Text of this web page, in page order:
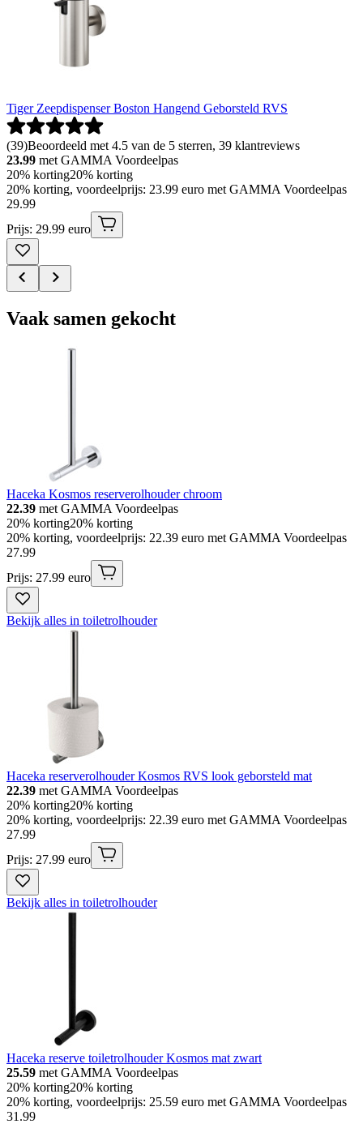
Tiger Zeepdispenser Boston Hangend Geborsteld RVS
(39)Beoordeeld met 4.5 van de 5 sterren, 39 klantreviews
23.99 met GAMMA Voordeelpas
20% korting20% korting
20% korting, voordeelprijs: 23.99 euro met GAMMA Voordeelpas
29.99
Prijs: 29.99 euro
Vaak samen gekocht
Haceka Kosmos reserverolhouder chroom
22.39 met GAMMA Voordeelpas
20% korting20% korting
20% korting, voordeelprijs: 22.39 euro met GAMMA Voordeelpas
27.99
Prijs: 27.99 euro
Bekijk alles in toiletrolhouder
Haceka reserverolhouder Kosmos RVS look geborsteld mat
22.39 met GAMMA Voordeelpas
20% korting20% korting
20% korting, voordeelprijs: 22.39 euro met GAMMA Voordeelpas
27.99
Prijs: 27.99 euro
Bekijk alles in toiletrolhouder
Haceka reserve toiletrolhouder Kosmos mat zwart
25.59 met GAMMA Voordeelpas
20% korting20% korting
20% korting, voordeelprijs: 25.59 euro met GAMMA Voordeelpas
31 .99